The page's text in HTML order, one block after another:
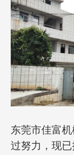
东莞市佳富
过努力，现